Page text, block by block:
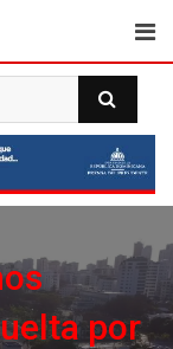
por